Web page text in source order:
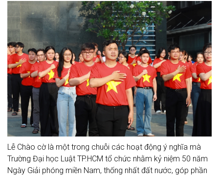
Lễ Chào cờ là một trong chuỗi các hoạt động ý nghĩa mà
Trường Đại học Luật TP.HCM tổ chức nhằm kỷ niệm 50 năm
Ngày Giải phóng miền Nam, thống nhất đất nước, góp phần